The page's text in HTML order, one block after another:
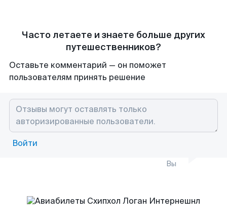
Часто летаете и знаете больше других
путешественников?
Оставьте комментарий — он поможет
пользователям принять решение
Войти
Вы